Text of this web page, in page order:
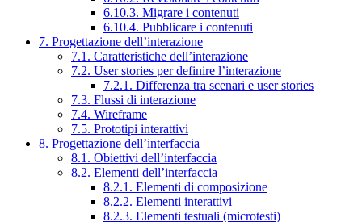
6.10.3. Migrare i contenuti
6.10.4. Pubblicare i contenuti
7. Progettazione dell’interazione
7.1. Caratteristiche dell’interazione
7.2. User stories per definire l’interazione
7.2.1. Differenza tra scenari e user stories
7.3. Flussi di interazione
7.4. Wireframe
7.5. Prototipi interattivi
8. Progettazione dell’interfaccia
8.1. Obiettivi dell’interfaccia
8.2. Elementi dell’interfaccia
8.2.1. Elementi di composizione
8.2.2. Elementi interattivi
8.2.3. Elementi testuali (microtesti)